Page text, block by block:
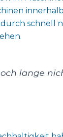
schnell
lange